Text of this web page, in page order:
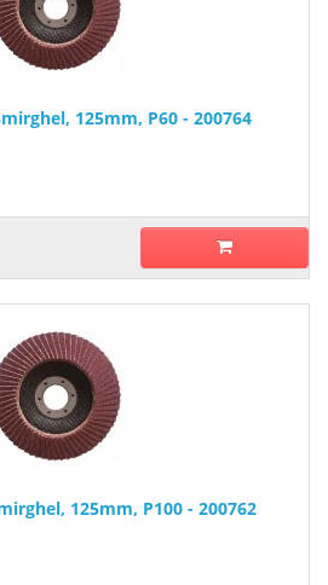
125mm, P60 - 200764
125mm, P100 - 200762